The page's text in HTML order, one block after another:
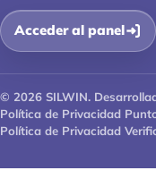
Acceder al panel
© 2026 SILWIN.
Política de Privacidad
Política de Privacidad